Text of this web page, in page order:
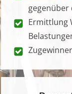
Ermittlung